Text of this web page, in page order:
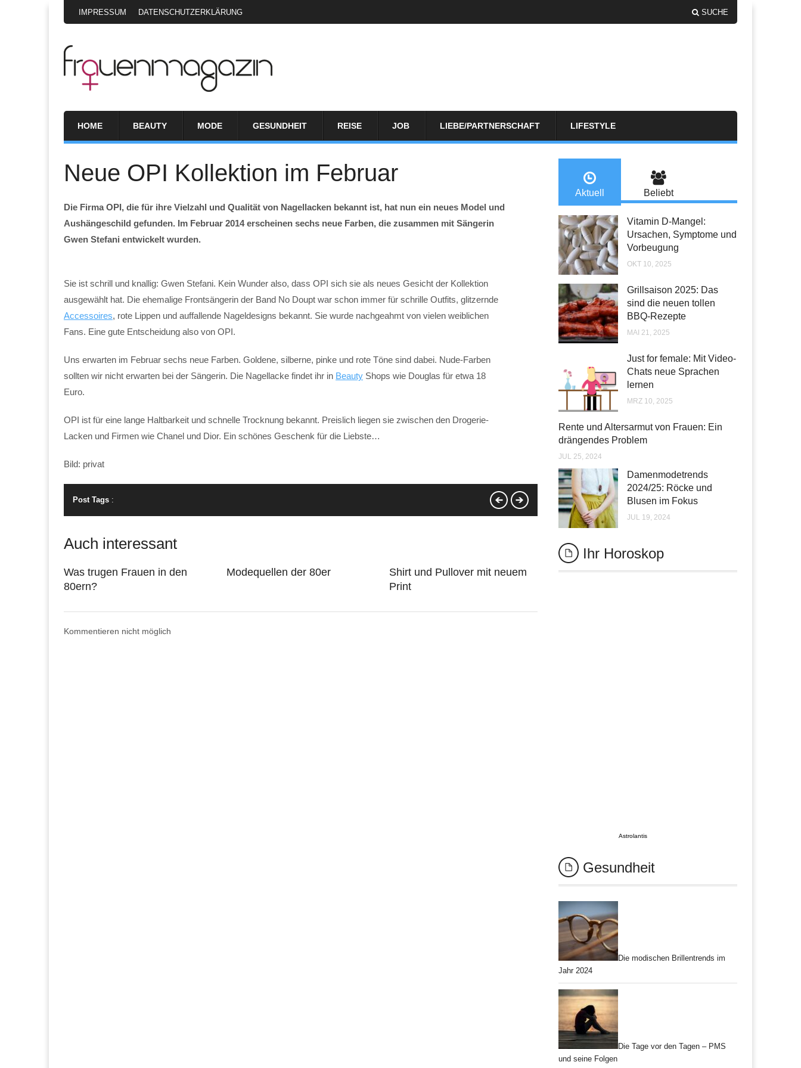
IMPRESSUM DATENSCHUTZERKLÄRUNG SUCHE
HOME BEAUTY MODE GESUNDHEIT REISE JOB LIEBE/PARTNERSCHAFT LIFESTYLE
Neue OPI Kollektion im Februar
Die Firma OPI, die für ihre Vielzahl und Qualität von Nagellacken bekannt ist, hat nun ein neues Model und
Aushängeschild gefunden. Im Februar 2014 erscheinen sechs neue Farben, die zusammen mit Sängerin
Gwen Stefani entwickelt wurden.
Sie ist schrill und knallig: Gwen Stefani. Kein Wunder also, dass OPI sich sie als neues Gesicht der Kollektion
ausgewählt hat. Die ehemalige Frontsängerin der Band No Doupt war schon immer für schrille Outfits, glitzernde
Accessoires, rote Lippen und auffallende Nageldesigns bekannt. Sie wurde nachgeahmt von vielen weiblichen
Fans. Eine gute Entscheidung also von OPI.
Uns erwarten im Februar sechs neue Farben. Goldene, silberne, pinke und rote Töne sind dabei. Nude-Farben
sollten wir nicht erwarten bei der Sängerin. Die Nagellacke findet ihr in Beauty Shops wie Douglas für etwa 18
Euro.
OPI ist für eine lange Haltbarkeit und schnelle Trocknung bekannt. Preislich liegen sie zwischen den Drogerie-
Lacken und Firmen wie Chanel und Dior. Ein schönes Geschenk für die Liebste…
Bild: privat
Post Tags :
Auch interessant
Was trugen Frauen in den
80ern?
Modequellen der 80er
Shirt und Pullover mit neuem
Print
Kommentieren nicht möglich
Aktuell Beliebt
Vitamin D-Mangel:
Ursachen, Symptome und
Vorbeugung
OKT 10, 2025
Grillsaison 2025: Das
sind die neuen tollen
BBQ-Rezepte
MAI 21, 2025
Just for female: Mit Video-
Chats neue Sprachen
lernen
MRZ 10, 2025
Rente und Altersarmut von Frauen: Ein
drängendes Problem
JUL 25, 2024
Damenmodetrends
2024/25: Röcke und
Blusen im Fokus
JUL 19, 2024
Ihr Horoskop
Astrolantis
Gesundheit
Die modischen Brillentrends im
Jahr 2024
Die Tage vor den Tagen – PMS
und seine Folgen